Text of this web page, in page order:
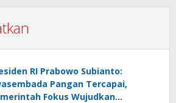
RI Prabowo Subianto:
Pangan Tercapai,
Fokus Wujudkan